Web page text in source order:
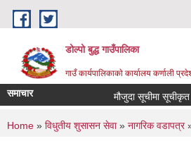
Skip to main content
डोल्पो बुद्ध गाउँपालिका
गाउँ कार्यपालिकाकाे कार्यालय कर्णाली
समाचार मौजुदा सूचीमा सूचीकृत हुने
You are here
Home » विधुतीय शुसासन सेवा» नागरिक वडापत्र